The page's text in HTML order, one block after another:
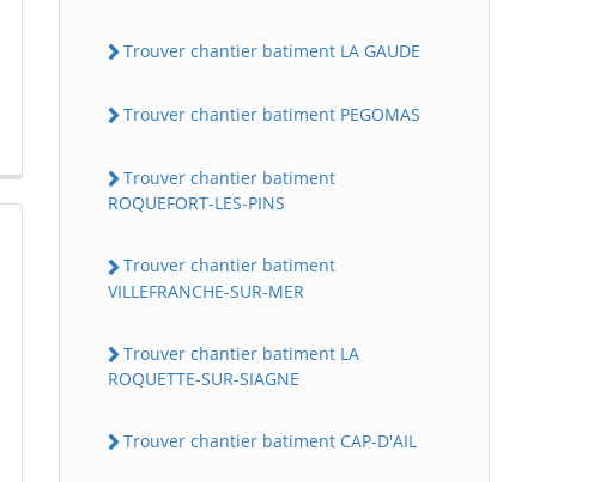
Trouver chantier batiment LA GAUDE
Trouver chantier batiment PEGOMAS
Trouver chantier batiment
ROQUEFORT-LES-PINS
Trouver chantier batiment
VILLEFRANCHE-SUR-MER
Trouver chantier batiment LA
ROQUETTE-SUR-SIAGNE
Trouver chantier batiment CAP-D'AIL